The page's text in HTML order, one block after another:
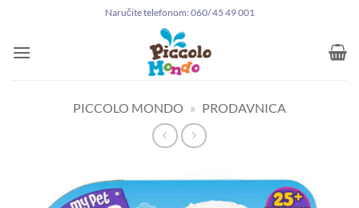
sadržaj
Naručite telefonom: 060/ 45 49 001
PICCOLO MONDO » PRODAVNICA